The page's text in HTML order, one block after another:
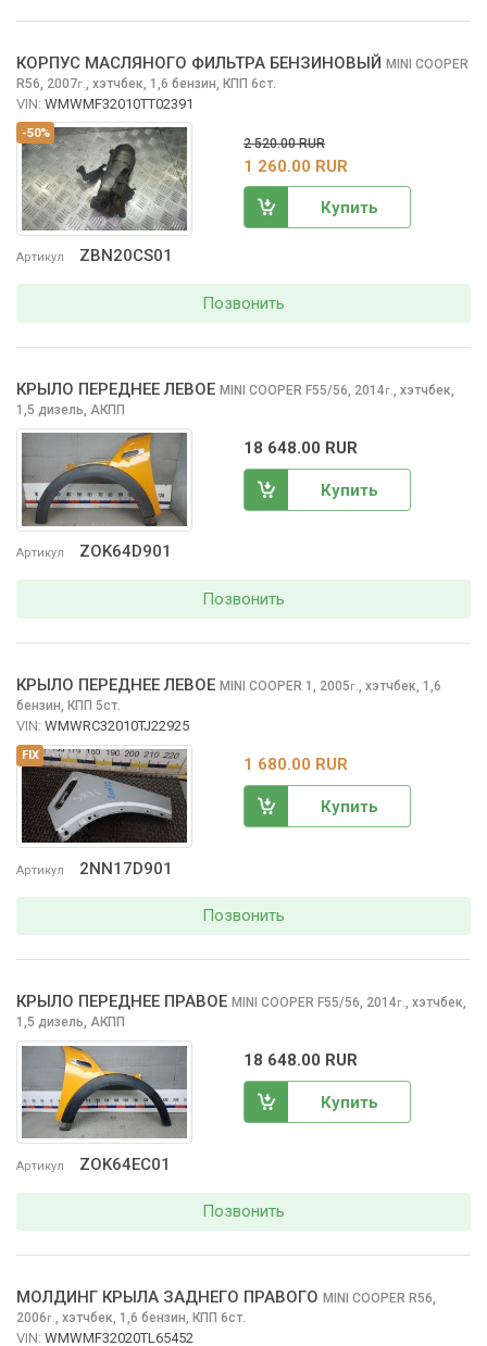
-50%
Артикул ZBN20CS01
КОРПУС МАСЛЯНОГО ФИЛЬТРА БЕНЗИНОВЫЙ MINI COOPER
R56, 2007г. хэтчбек, 1,6 бензин, КПП 6ст.
VIN: WMWMF32010TT02391
2 520.00 RUR
1 260.00 RUR
Купить
Позвонить
Артикул ZOK64D901
КРЫЛО ПЕРЕДНЕЕ ЛЕВОЕ MINI COOPER F55/56, 2014г., хэтчбек,
1,5 дизель, АКПП
18 648.00 RUR
Купить
Позвонить
FIX
Артикул 2NN17D901
КРЫЛО ПЕРЕДНЕЕ ЛЕВОЕ MINI COOPER 1, 2005г., хэтчбек, 1,6
бензин, КПП 5ст.
VIN: WMWRC32010TJ22925
1 680.00 RUR
Купить
Позвонить
Артикул ZOK64EC01
КРЫЛО ПЕРЕДНЕЕ ПРАВОЕ MINI COOPER F55/56, 2014г., хэтчбек,
1,5 дизель, АКПП
18 648.00 RUR
Купить
Позвонить
МОЛДИНГ КРЫЛА ЗАДНЕГО ПРАВОГО MINI COOPER R56,
2006г., хэтчбек, 1,6 бензин, КПП 6ст.
VIN: WMWMF32020TL65452